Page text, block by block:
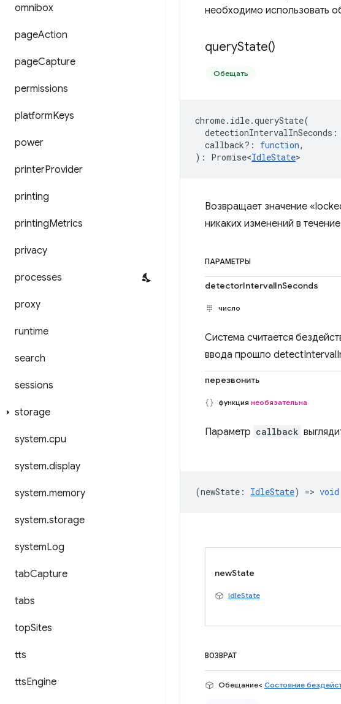
omnibox
pageAction
pageCapture
permissions
platformKeys
power
printerProvider
printing
printingMetrics
privacy
processes
proxy
runtime
search
sessions
storage
system.cpu
system.display
system.memory
system.storage
systemLog
tabCapture
tabs
topSites
tts
ttsEngine
необходимо использовать
queryState()
Обещать
chrome. idle.queryState(
detectionIntervalInSeconds :
callback? : function,
) : Promise<IdleState>
Возвращает значение
никаких изменений в
ПАРАМЕТРЫ
detectorIntervalInSeconds
число
Система считается
ввода прошло
перезвонить
функция необязательна
Параметр callback
(newState : IdleState) => void
newState
IdleState
ВОЗВРАТ
Обещание< Состояние